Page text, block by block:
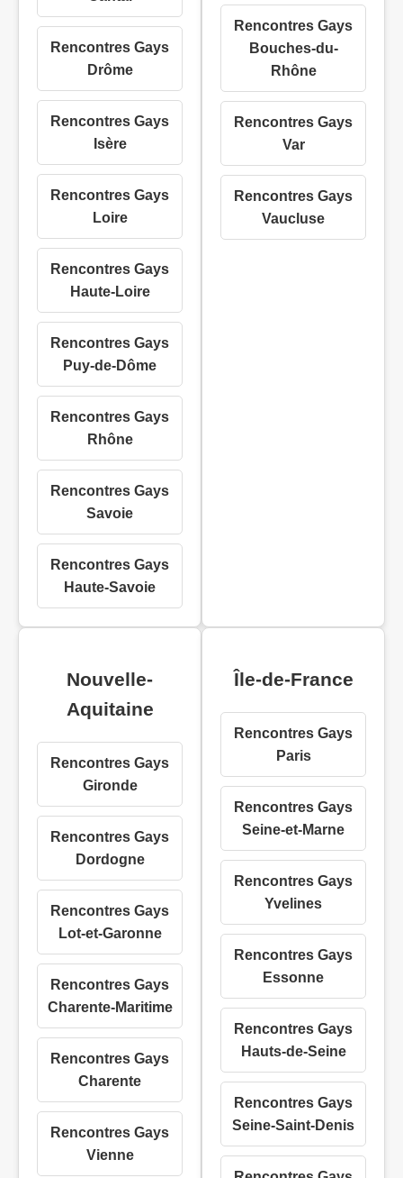
Rencontres Gays
Drôme
Rencontres Gays
Isère
Rencontres Gays
Loire
Rencontres Gays
Haute-Loire
Rencontres Gays
Puy-de-Dôme
Rencontres Gays
Rhône
Rencontres Gays
Savoie
Rencontres Gays
Haute-Savoie
Rencontres Gays
Bouches-du-
Rhône
Rencontres Gays
Var
Rencontres Gays
Vaucluse
Nouvelle-
Aquitaine
Rencontres Gays
Gironde
Rencontres Gays
Dordogne
Rencontres Gays
Lot-et-Garonne
Rencontres Gays
Charente-Maritime
Rencontres Gays
Charente
Rencontres Gays
Vienne
Île-de-France
Rencontres Gays
Paris
Rencontres Gays
Seine-et-Marne
Rencontres Gays
Yvelines
Rencontres Gays
Essonne
Rencontres Gays
Hauts-de-Seine
Rencontres Gays
Seine-Saint-Denis